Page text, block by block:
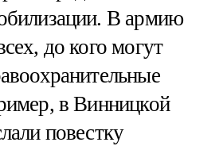
В армию
до кого могут
в Винницкой
повестку